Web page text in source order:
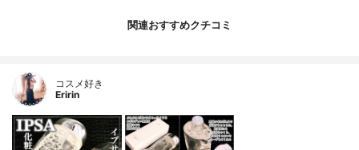
関連おすすめクチコミ
コスメ好き
Eririn